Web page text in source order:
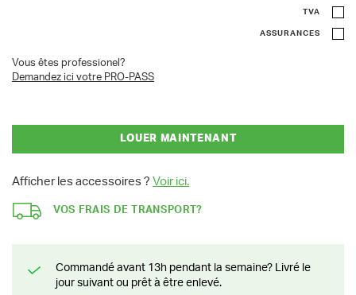
TVA
ASSURANCES
Vous êtes professionel?
Demandez ici votre PRO-PASS
LOUER MAINTENANT
Afficher les accessoires ? Voir ici.
VOS FRAIS DE TRANSPORT?
Commandé avant 13h pendant la semaine? Livré le
jour suivant ou prêt à être enlevé.